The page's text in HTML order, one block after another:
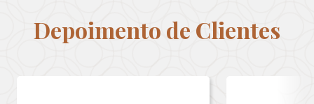
Depoimento de Clientes